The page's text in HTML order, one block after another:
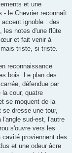
et une
- le Chevrier reconnaît
ignoble : des
les notes d'une flûte
et fait venir à
triste, si triste.
reconnaissance
bois. Le plan des
défendue par
cour, quatre
se moquent de la
dresse une tour,
l'angle sud-est, l'autre
s'ouvre vers les
proviennent des
et une odeur âcre